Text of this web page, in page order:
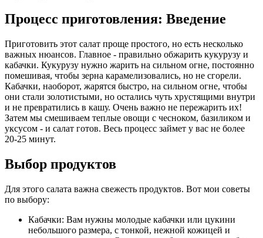
Процесс приготовления: Введение
Приготовить этот салат проще простого, но есть несколько
важных нюансов. Главное - правильно обжарить кукурузу и
кабачки. Кукурузу нужно жарить на сильном огне, постоянно
помешивая, чтобы зерна карамелизовались, но не сгорели.
Кабачки, наоборот, жарятся быстро, на сильном огне, чтобы
они стали золотистыми, но остались чуть хрустящими внутри
и не превратились в кашу. Очень важно не пережарить их!
Затем мы смешиваем теплые овощи с чесноком, базиликом и
уксусом - и салат готов. Весь процесс займет у вас не более
20-25 минут.
Выбор продуктов
Для этого салата важна свежесть продуктов. Вот мои советы
по выбору:
Кабачки: Вам нужны молодые кабачки или цукини
небольшого размера, с тонкой, нежной кожицей и